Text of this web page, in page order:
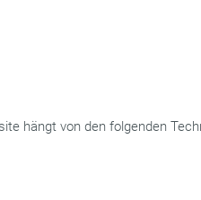
hängt von den folgenden